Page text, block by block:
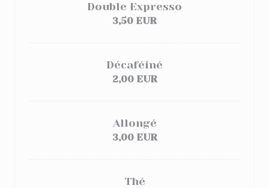
Double Expresso
3,50 EUR
Décaféiné
2,00 EUR
Allongé
3,00 EUR
Thé